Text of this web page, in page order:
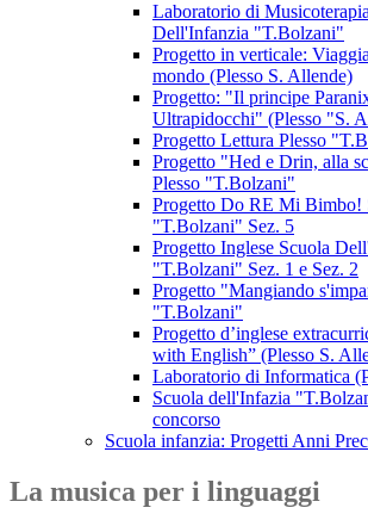
Laboratorio di
Dell'Infanzia "T.Bolzani"
Progetto in verticale:
mondo (Plesso S. Allende)
Progetto: "Il principe
Ultrapidocchi" (Plesso "S.
Progetto Lettura Plesso
Progetto "Hed e Drin, alla
Plesso "T.Bolzani"
Progetto Do RE Mi Bimbo!
"T.Bolzani" Sez. 5
Progetto Inglese Scuola
"T.Bolzani" Sez. 1 e Sez. 2
Progetto "Mangiando
"T.Bolzani"
Progetto d’inglese
with English” (Plesso S.
Laboratorio di Informatica
Scuola dell'Infazia
concorso
Scuola infanzia: Progetti Anni
La musica per i linguaggi